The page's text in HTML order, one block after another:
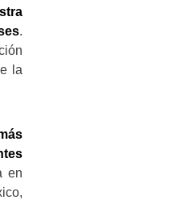
.
la
en